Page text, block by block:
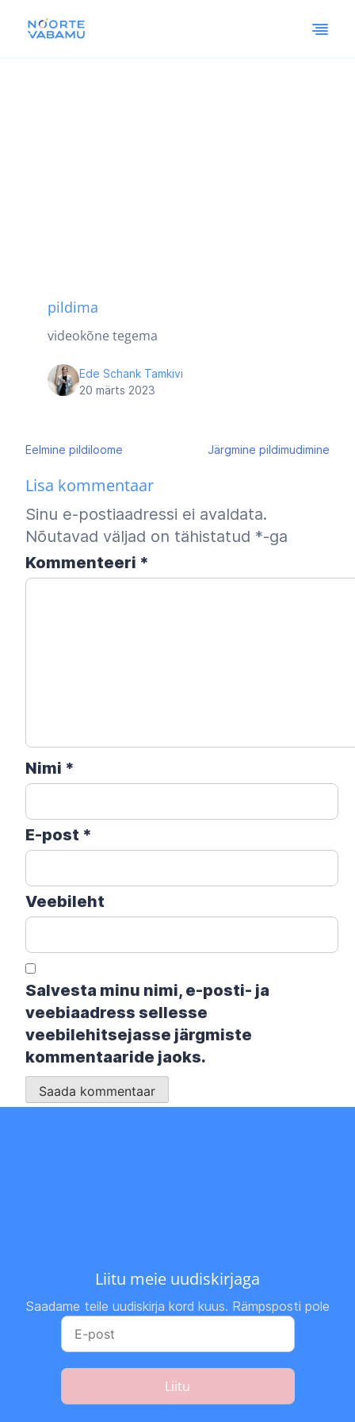
pildima
videokõne tegema
Ede Schank Tamkivi
20 märts 2023
Navigeerimine
Eelmine pildiloome Järgmine pildimudimine
Lisa kommentaar
Sinu e-postiaadressi ei avaldata.
Nõutavad väljad on tähistatud *-ga
Kommenteeri *
Nimi *
E-post *
Veebileht
Salvesta minu nimi, e-posti- ja
veebiaadress sellesse
veebilehitsejasse järgmiste
kommentaaride jaoks.
Liitu meie uudiskirjaga
Saadame teile uudiskirja kord kuus. Rämpsposti pole
Liitu